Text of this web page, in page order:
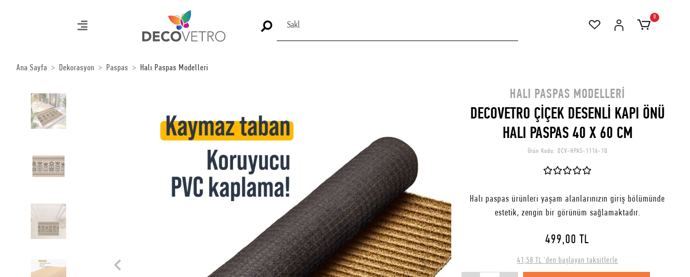
0
Ana Sayfa Dekorasyon Paspas Halı Paspas Modelleri
HALI PASPAS MODELLERI
DECOVETRO ÇİÇEK DESENLİ KAPI ÖNÜ
HALI PASPAS 40 X 60 CM
Ürün Kodu: DCV-HPAS-1116-1Q
Halı paspas ürünleri yaşam alanlarınızın giriş bölümünde
estetik, zengin bir görünüm sağlamaktadır.
499,00 TL
41,58 TL 'den başlayan taksitlerle